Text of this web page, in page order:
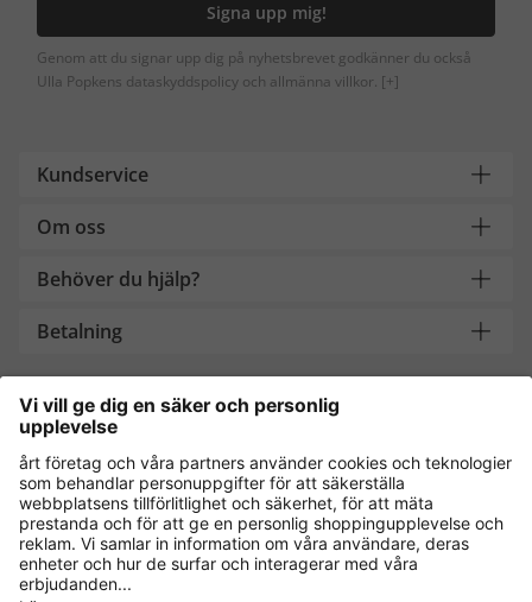
Signa upp mig!
Genom att du signar upp dig på nyhetsbrevet godkänner du också
Ulla Popkens dataskyddspolicy och allmänna villkor. [+]
Kundservice
Om oss
Behöver du hjälp?
Betalning
Handla säkert med
Andra onlinebutiker
Sverige